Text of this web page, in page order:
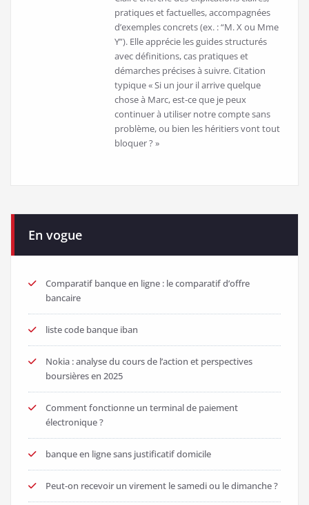
pratiques et factuelles, accompagnées
d’exemples concrets (ex. : “M. X ou Mme
Y”). Elle apprécie les guides structurés
avec définitions, cas pratiques et
démarches précises à suivre. Citation
typique « Si un jour il arrive quelque
chose à Marc, est-ce que je peux
continuer à utiliser notre compte sans
problème, ou bien les héritiers vont tout
bloquer ? »
En vogue
Comparatif banque en ligne : le comparatif d’offre
bancaire
liste code banque iban
Nokia : analyse du cours de l’action et perspectives
boursières en 2025
Comment fonctionne un terminal de paiement
électronique ?
banque en ligne sans justificatif domicile
Peut-on recevoir un virement le samedi ou le dimanche ?